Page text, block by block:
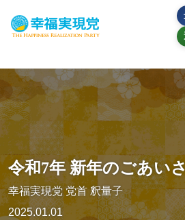
令和7年 新年のごあい
幸福実現党 党首 釈量子
2025.01.01